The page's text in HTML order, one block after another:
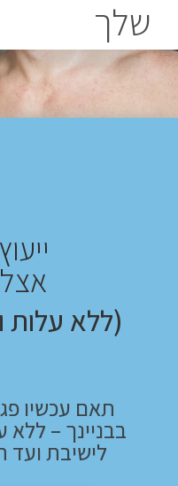
שלך
(ללא עלות
תאם עכשיו
בבניינך – ללא
לישיבת